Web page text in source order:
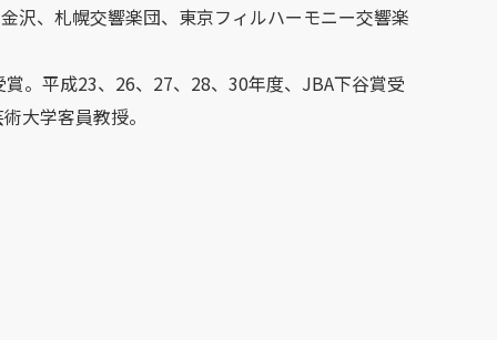
沢、札幌交響楽団、東京フィルハーモニー交響楽
。平成23、26、27、28、30年度、JBA下谷賞受
大学客員教授。